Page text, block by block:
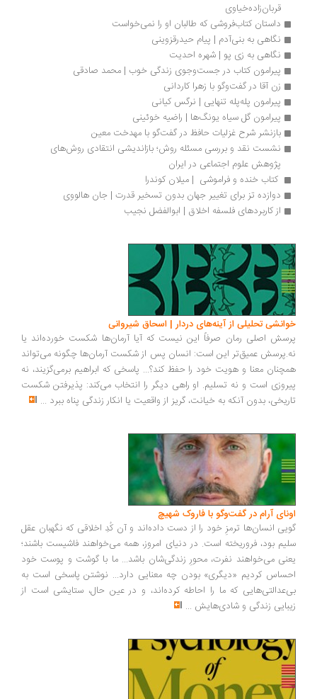
قربان‌زاده‌خیاوی
داستان کتاب‌فروشی که طالبان او را نمی‌خواست
نگاهی به بنی‌آدم | پیام حیدرقزوینی
نگاهی به زی پو | شهره احدیت
پیرامون کتاب در جست‌وجوی زندگی خوب | محمد صادقی
زن آقا در گفت‌وگو با زهرا کاردانی
پیرامون پله‏‏‌پله تنهایی | نرگس کیانی
پیرامون گل سیاه یونگ‌ها | راضیه خوئینی
بازنشر شرح غزلیات حافظ در گفت‌گو با مهدخت معین
نشست نقد و بررسی مسئله روش؛ بازاندیشی انتقادی روش‌های
پژوهش علوم اجتماعی در ایران
کتاب خنده‌ و فراموشی  | میلان کوندرا
دوازده تز برای تغییر جهان بدون تسخیر قدرت | جان هالووی
از کاربردهای فلسفه اخلاق | ابوالفضل نجیب
تحلیلی از آینه‌های دردار | اسحاق شیروانی
اصلی رمان صرفاً این نیست که آیا آرمان‌ها شکست خورده‌اند یا
عمیق‌تر این است: انسان پس از شکست آرمان‌ها چگونه می‌تواند
معنا و هویت خود را حفظ کند؟... پاسخی که ابراهیم برمی‌گزیند، نه
است و نه تسلیم. او راهی دیگر را انتخاب می‌کند: پذیرفتن شکست
بدون آنکه به خیانت، گریز از واقعیت یا انکار زندگی پناه ببرد...
آرام در گفت‌وگو با فاروک شهیچ‭
انسان‌ها ترمزِ خود را از دست داده‌اند و آن کُدِ اخلاقی که نگهبان عقل
بود، فروریخته است. در دنیای امروز، همه می‌خواهند فاشیست باشند؛
می‌خواهند نفرت، محورِ زندگی‌شان باشد... ما با گوشت و پوست خود
کردیم «دیگری» بودن چه معنایی دارد... نوشتن پاسخی است به
که ما را احاطه کرده‌اند، و در عین حال، ستایشی است از
زندگی و شادی‌هایش...